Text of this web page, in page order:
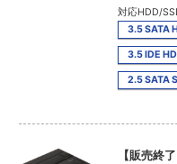
対応HDD/
3.5 SATA
3.5 IDE
2.5 SATA
【販売終了